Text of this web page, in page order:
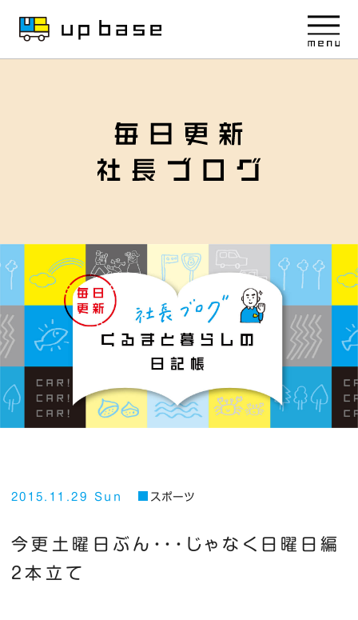
2015.11.29 Sun スポーツ
今更土曜日ぶん・・・じゃなく日曜日編
２本立て